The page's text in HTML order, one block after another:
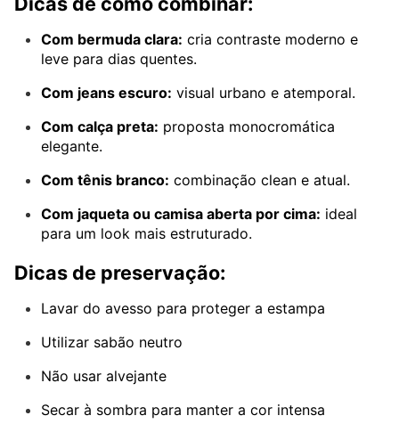
Com bermuda clara: cria contraste moderno e
leve para dias quentes.
Com jeans escuro: visual urbano e atemporal.
Com calça preta: proposta monocromática
elegante.
Com tênis branco: combinação clean e atual.
Com jaqueta ou camisa aberta por cima: ideal
para um look mais estruturado.
Dicas de preservação:
Lavar do avesso para proteger a estampa
Utilizar sabão neutro
Não usar alvejante
Secar à sombra para manter a cor intensa